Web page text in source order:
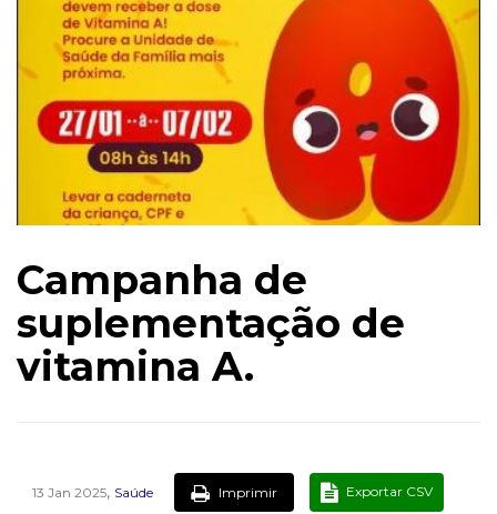
Campanha de
suplementação de
vitamina A.
13 Jan 2025, Saúde Imprimir Exportar CSV